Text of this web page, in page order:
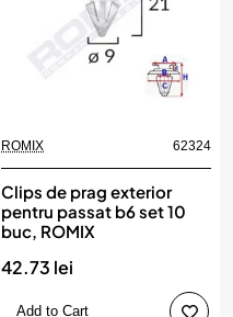
ROMIX 62324
Clips de prag exterior
pentru passat b6 set 10
buc, ROMIX
42.73 lei
Add to Cart